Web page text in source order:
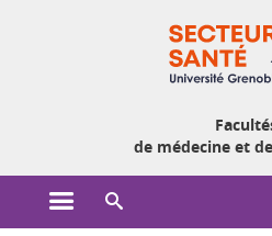
de médecine et
Ouvrir le menu principal